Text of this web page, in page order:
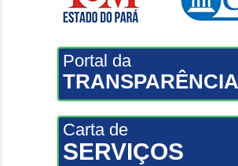
Portal da
TRANSPARÊNCIA
Carta de
SERVIÇOS